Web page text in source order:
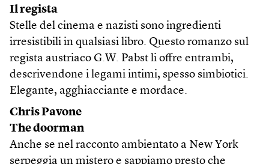
Il regista
Stelle del cinema e nazisti sono ingredienti
irresistibili in qualsiasi libro. Questo romanzo sul
regista austriaco G.W. Pabst li offre entrambi,
descrivendone i legami intimi, spesso simbiotici.
Elegante, agghiacciante e mordace.
Chris Pavone
The doorman
Anche se nel racconto ambientato a New York
serpeggia un mistero e sappiamo presto che